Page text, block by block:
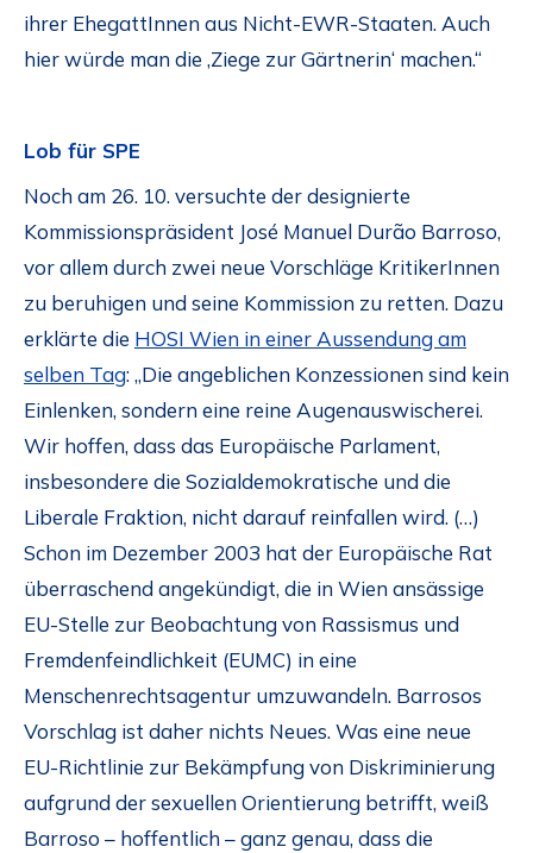
ihrer EhegattInnen aus Nicht-EWR-Staaten. Auch
hier würde man die ‚Ziege zur Gärtnerin‘ machen.“
Lob für SPE
Noch am 26. 10. versuchte der designierte
Kommissionspräsident José Manuel Durão Barroso,
vor allem durch zwei neue Vorschläge KritikerInnen
zu beruhigen und seine Kommission zu retten. Dazu
erklärte die HOSI Wien in einer Aussendung am
selben Tag: „Die angeblichen Konzessionen sind kein
Einlenken, sondern eine reine Augenauswischerei.
Wir hoffen, dass das Europäische Parlament,
insbesondere die Sozialdemokratische und die
Liberale Fraktion, nicht darauf reinfallen wird. (…)
Schon im Dezember 2003 hat der Europäische Rat
überraschend angekündigt, die in Wien ansässige
EU-Stelle zur Beobachtung von Rassismus und
Fremdenfeindlichkeit (EUMC) in eine
Menschenrechtsagentur umzuwandeln. Barrosos
Vorschlag ist daher nichts Neues. Was eine neue
EU-Richtlinie zur Bekämpfung von Diskriminierung
aufgrund der sexuellen Orientierung betrifft, weiß
Barroso – hoffentlich – ganz genau, dass die